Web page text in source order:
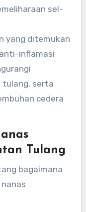
sel-
yang ditemukan
inflamasi
tulang, serta
cedera
Tulang
bagaimana